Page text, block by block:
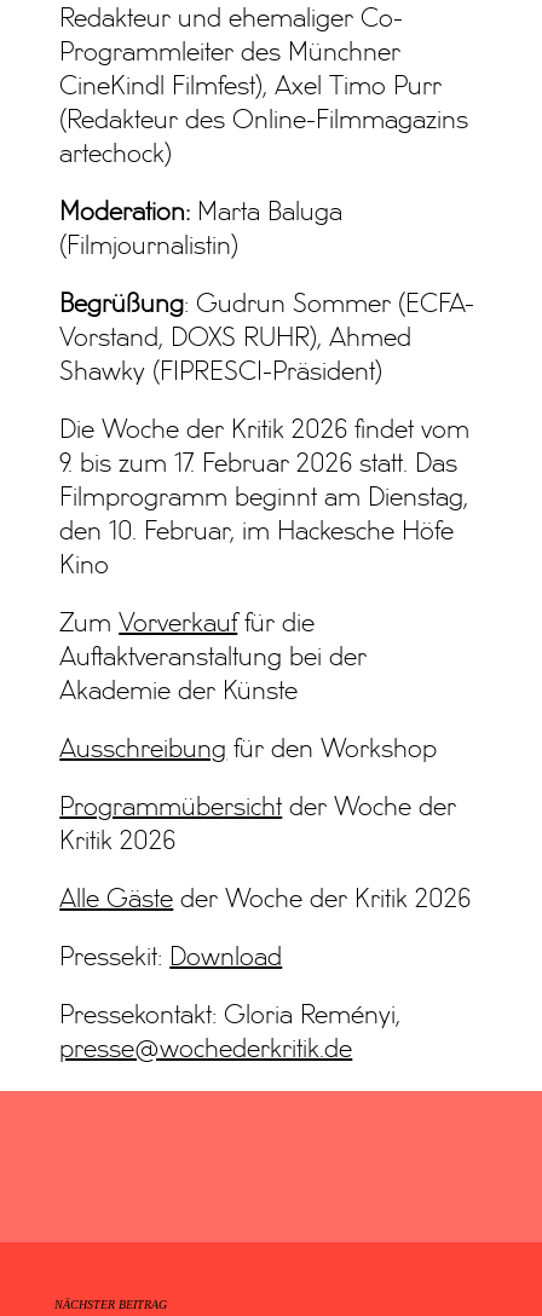
Redakteur und ehemaliger Co-
Programmleiter des Münchner
CineKindl Filmfest), Axel Timo Purr
(Redakteur des Online-Filmmagazins
artechock)
Moderation: Marta Baluga
(Filmjournalistin)
Begrüßung: Gudrun Sommer (ECFA-
Vorstand, DOXS RUHR), Ahmed
Shawky (FIPRESCI-Präsident)
Die Woche der Kritik 2026 findet vom
9. bis zum 17. Februar 2026 statt. Das
Filmprogramm beginnt am Dienstag,
den 10. Februar, im Hackesche Höfe
Kino
Zum Vorverkauf für die
Auftaktveranstaltung bei der
Akademie der Künste
Ausschreibung für den Workshop
Programmübersicht der Woche der
Kritik 2026
Alle Gäste der Woche der Kritik 2026
Pressekit: Download
Pressekontakt: Gloria Reményi,
presse@wochederkritik.de
NÄCHSTER BEITRAG